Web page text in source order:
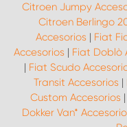
Citroen Jumpy
Citroen Berlingo
Accesorios | Fiat
Accesorios | Fiat Doblò
| Fiat Scudo
Transit Accesorios |
Custom Accesorios |
Dokker Van*